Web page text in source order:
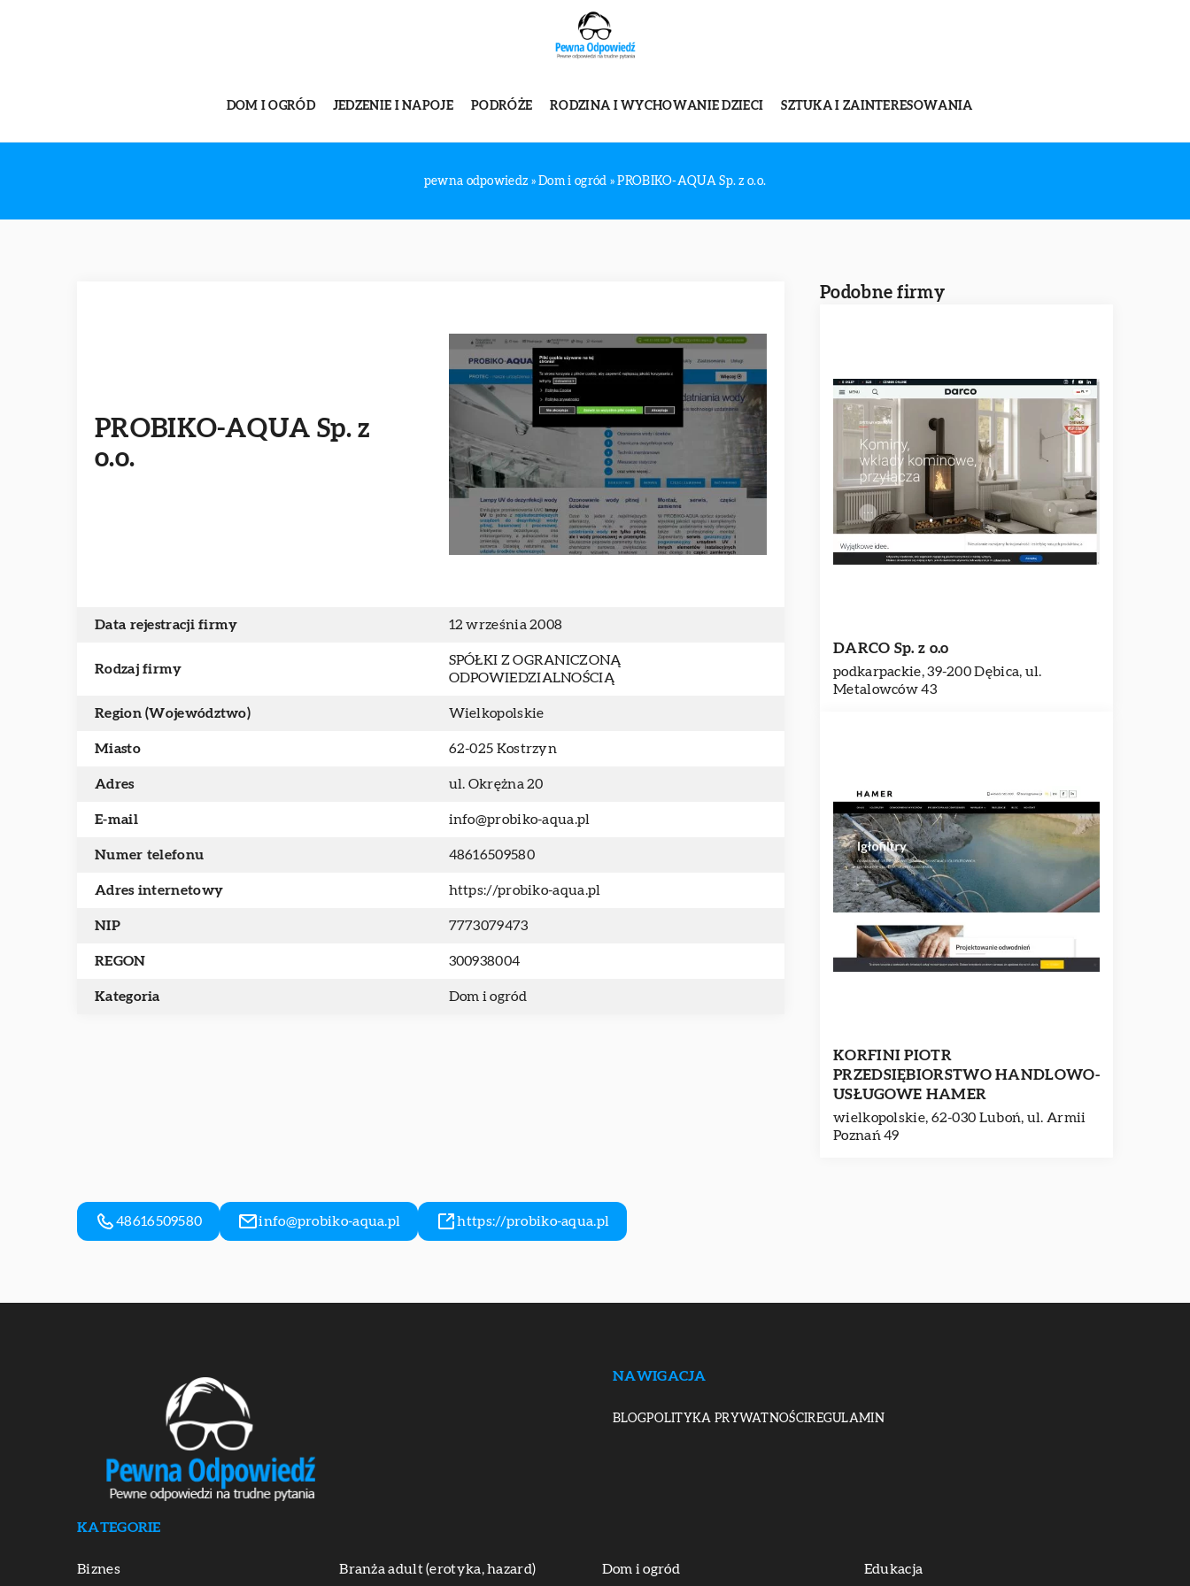
DOM I OGRÓD JEDZENIE I NAPOJE PODRÓŻE RODZINA I WYCHOWANIE DZIECI SZTUKA I ZAINTERESOWANIA
pewna odpowiedz »Dom i ogród »PROBIKO-AQUA Sp. z o.o.
PROBIKO-AQUA Sp. z
o.o.
Data rejestracji firmy 12 września 2008
Rodzaj firmy
SPÓŁKI Z OGRANICZONĄ
ODPOWIEDZIALNOŚCIĄ
Region (Województwo) Wielkopolskie
Miasto 62-025 Kostrzyn
Adres ul. Okrężna 20
E-mail info@probiko-aqua.pl
Numer telefonu 48616509580
Adres internetowy https://probiko-aqua.pl
NIP 7773079473
REGON 300938004
Kategoria Dom i ogród
Podobne firmy
DARCO Sp. z o.o
podkarpackie, 39-200 Dębica, ul.
Metalowców 43
KORFINI PIOTR
PRZEDSIĘBIORSTWO HANDLOWO-
USŁUGOWE HAMER
wielkopolskie, 62-030 Luboń, ul. Armii
Poznań 49
48616509580 info@probiko-aqua.pl https://probiko-aqua.pl
NAWIGACJA
BLOGPOLITYKA PRYWATNOŚCIREGULAMIN
KATEGORIE
Biznes Branża adult (erotyka, hazard) Dom i ogród Edukacja